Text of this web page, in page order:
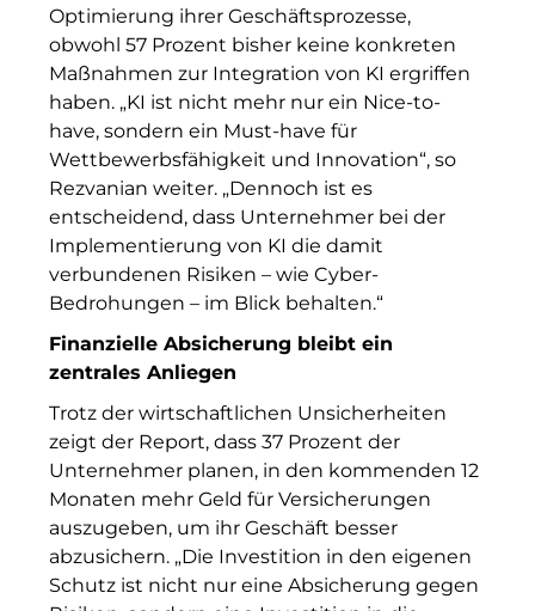
123C DIGITAL CONSULTING GMBH
Dr. Aribert Spiegler - Fotografie
Dr. Hans Kröner-Stiftung
IGENUS Immobilien
Pride SKIN
Downloads
1337UGC
ACCUMULATA
Accumulata Operations (AOP)
AIM
Allgemeine SÜDBODEN
City 1 Group
Optimierung ihrer Geschäftsprozesse,
obwohl 57 Prozent bisher keine konkreten
Maßnahmen zur Integration von KI ergriffen
haben. „KI ist nicht mehr nur ein Nice-to-
have, sondern ein Must-have für
Wettbewerbsfähigkeit und Innovation“, so
Rezvanian weiter. „Dennoch ist es
entscheidend, dass Unternehmer bei der
Implementierung von KI die damit
verbundenen Risiken – wie Cyber-
Bedrohungen – im Blick behalten.“
Finanzielle Absicherung bleibt ein
zentrales Anliegen
Trotz der wirtschaftlichen Unsicherheiten
zeigt der Report, dass 37 Prozent der
Unternehmer planen, in den kommenden 12
Monaten mehr Geld für Versicherungen
auszugeben, um ihr Geschäft besser
abzusichern. „Die Investition in den eigenen
Schutz ist nicht nur eine Absicherung gegen